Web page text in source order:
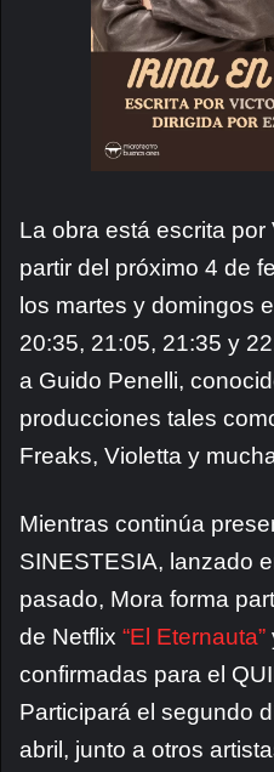
La obra está escrita por
partir del próximo 4 de
los martes y domingos
20:35, 21:05, 21:35 y
a Guido Penelli,
producciones tales
Freaks, Violetta y
Mientras continúa
SINESTESIA, lanzado
pasado, Mora forma
de Netflix “El Eternauta”
confirmadas para el
Participará el segundo
abril, junto a otros